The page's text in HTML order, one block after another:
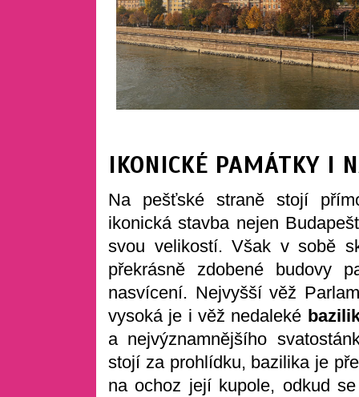
IKONICKÉ PAMÁTKY I
Na pešťské straně stojí
ikonická stavba nejen
svou velikostí. Však v sobě
překrásně zdobené budovy
nasvícení. Nejvyšší věž
vysoká je i věž nedaleké
a nejvýznamnějšího
stojí za prohlídku, bazilika je
na ochoz její kupole, odkud